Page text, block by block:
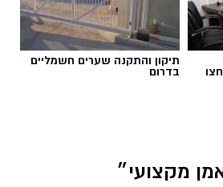
תיקון והתקנה שערים חשמליים
בדרום
מקצועי״